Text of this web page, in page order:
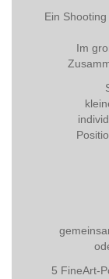
Ein
Im
5 FineArt-